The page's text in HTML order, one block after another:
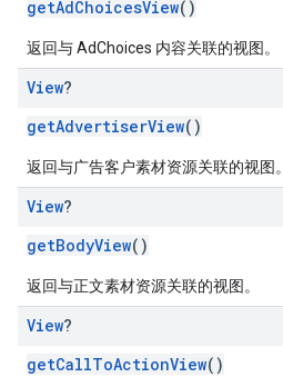
getAdChoicesView()
返回与 AdChoices 内容关联的视图。
View?
getAdvertiserView()
返回与广告客户素材资源关联的视图。
View?
getBodyView()
返回与正文素材资源关联的视图。
View?
getCallToActionView()